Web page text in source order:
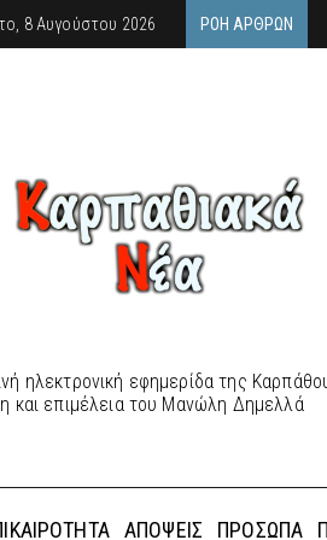
8 Αυγούστου 2026 ΡΟΉ ΆΡΘΡΩΝ
ηλεκτρονική εφημερίδα της
και επιμέλεια του Μανώλη Δημελλά
ΑΠΌΨΕΙΣ ΠΡΌΣΩΠΑ